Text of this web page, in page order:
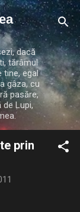
dacă
tărâmul
tine, egal
gâza, cu
pasăre,
Lupi,
prin